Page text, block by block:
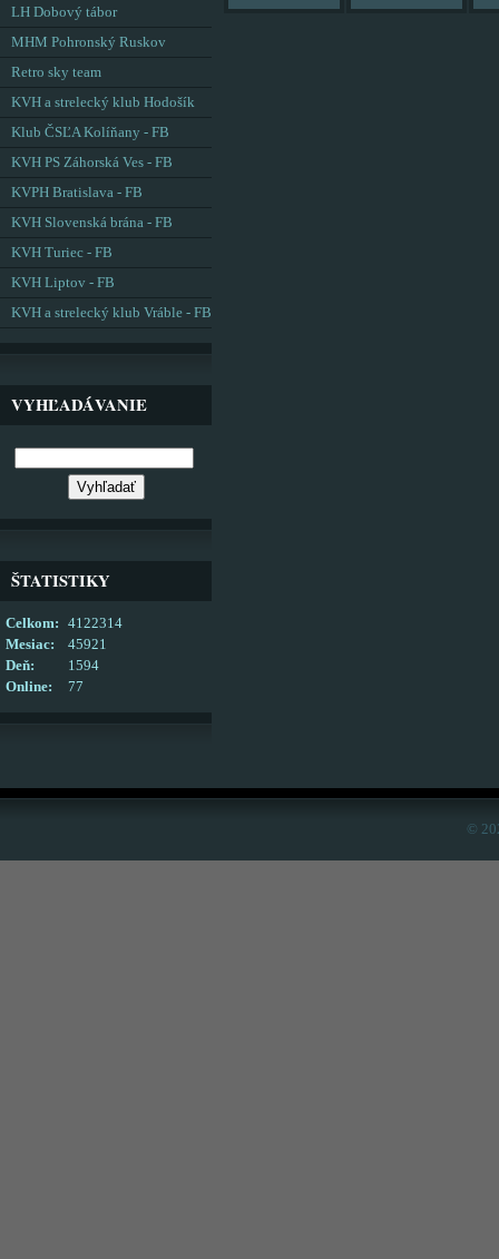
LH Dobový tábor
MHM Pohronský Ruskov
Retro sky team
KVH a strelecký klub Hodošík
Klub ČSĽA Kolíňany - FB
KVH PS Záhorská Ves - FB
KVPH Bratislava - FB
KVH Slovenská brána - FB
KVH Turiec - FB
KVH Liptov - FB
KVH a strelecký klub Vráble - FB
VYHĽADÁVANIE
ŠTATISTIKY
Online: 77
Celkom:
4122314
Mesiac:
45921
Deň:
1594
©